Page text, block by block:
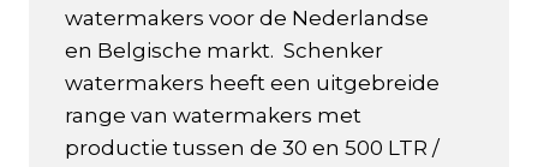
watermakers voor de Nederlandse
en Belgische markt. Schenker
watermakers heeft een uitgebreide
range van watermakers met
productie tussen de 30 en 500 LTR /